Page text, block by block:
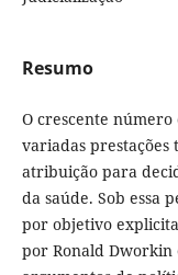
Resumo
O crescente número
variadas
atribuição para
da saúde. Sob essa
por objetivo
por Ronald